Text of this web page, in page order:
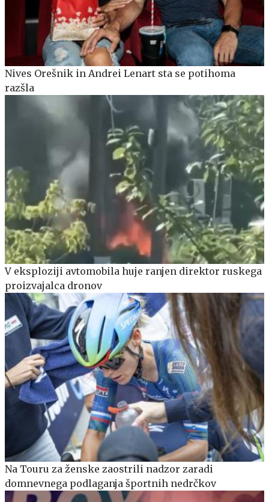
Nives Orešnik in Andrei Lenart sta se potihoma
razšla
V eksploziji avtomobila huje ranjen direktor ruskega
proizvajalca dronov
Na Touru za ženske zaostrili nadzor zaradi
domnevnega podlaganja športnih nedrčkov